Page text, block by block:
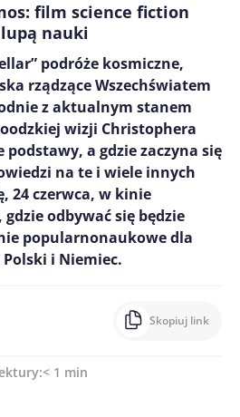
film science fiction
nauki
podróże kosmiczne,
rządzące Wszechświatem
z aktualnym stanem
wizji Christophera
a gdzie zaczyna się
na te i wiele innych
24 czerwca, w kinie
odbywać się będzie
popularnonaukowe dla
i Niemiec.
Skopiuj link
< 1 min